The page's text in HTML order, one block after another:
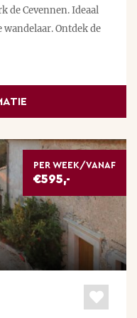
de Cevennen. Ideaal
Ontdek de
PER WEEK/VANAF
€595,-